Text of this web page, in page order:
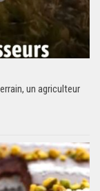
un agriculteur